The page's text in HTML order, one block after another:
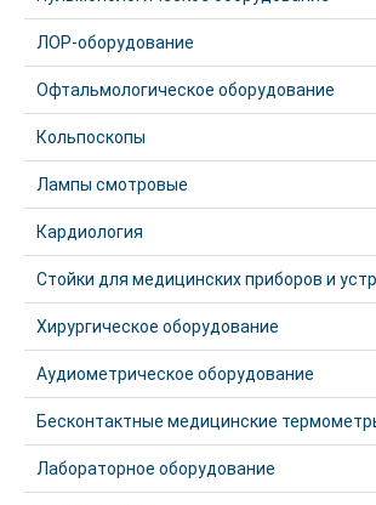
ЛОР-оборудование
Офтальмологическое оборудование
Кольпоскопы
Лампы смотровые
Кардиология
Стойки для медицинских приборов и
Хирургическое оборудование
Аудиометрическое оборудование
Бесконтактные медицинские
Лабораторное оборудование